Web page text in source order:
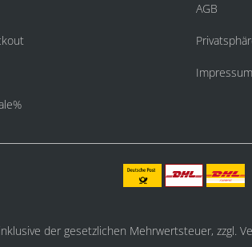
AGB
Impressum
der gesetzlichen Mehrwertsteuer, zzgl.